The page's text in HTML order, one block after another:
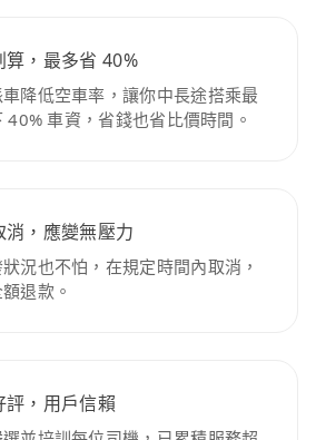
算，最多省 40%
降低空車率，讓你中長途搭乘最
40% 車資，省錢也省比價時間。
消，應變無壓力
況也不怕，在規定時間內取消，
退款。
評，用戶信賴